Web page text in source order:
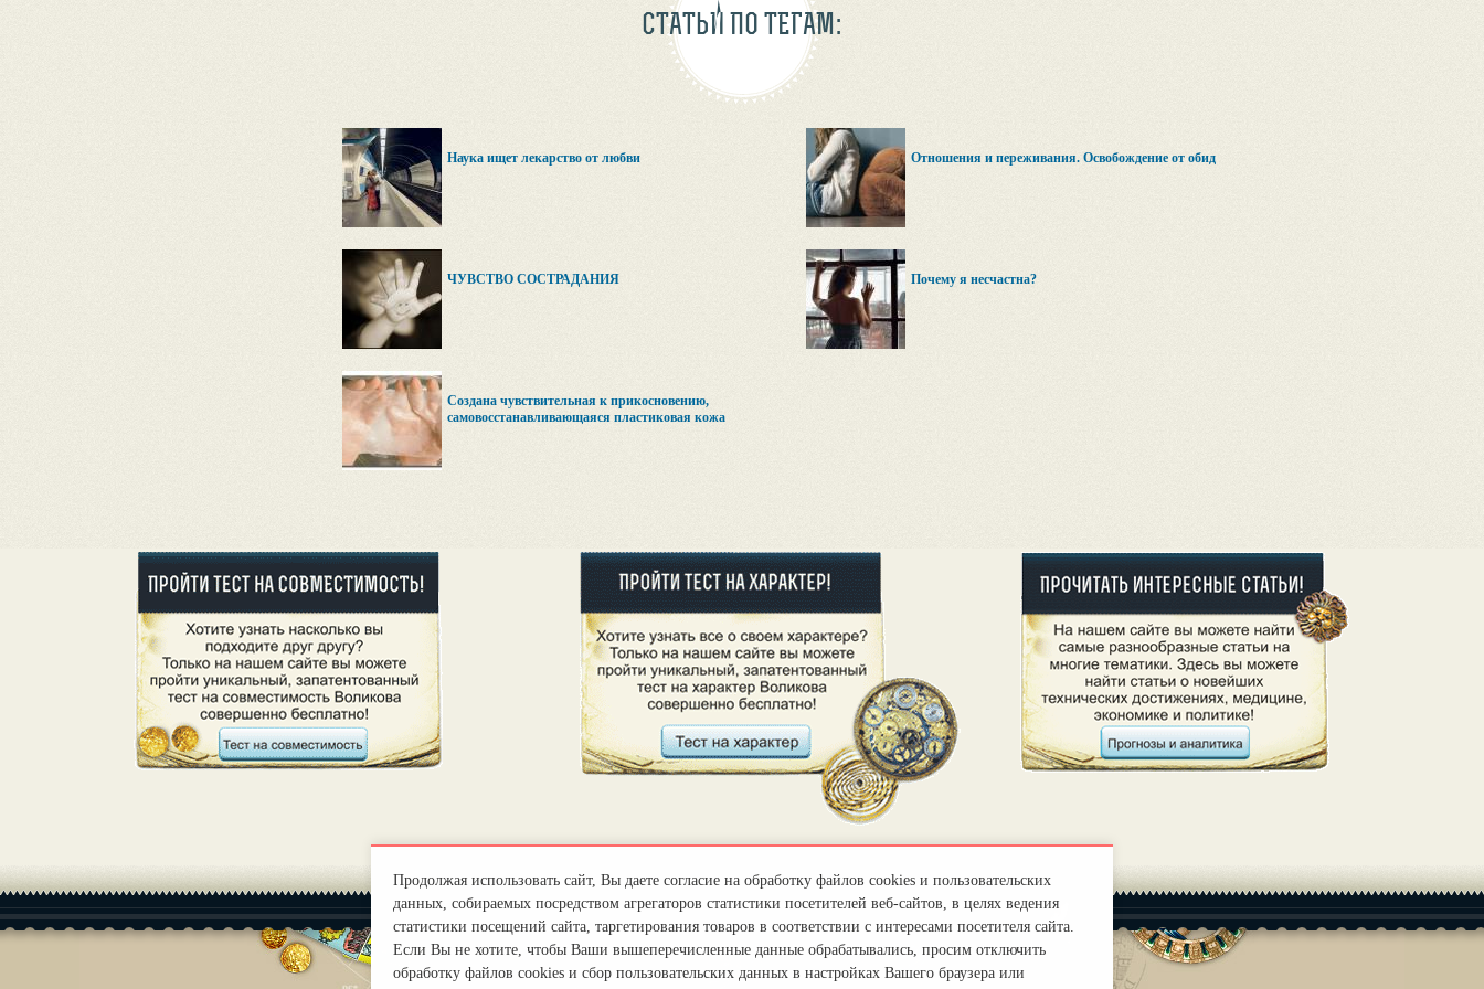
СТАТЬИ ПО ТЕГАМ:
Наука ищет лекарство от любви Отношения и переживания. Освобождение от обид
ЧУВСТВО СОСТРАДАНИЯ Почему я несчастна?
Создана чувствительная к прикосновению,
самовосстанавливающаяся пластиковая кожа
Продолжая использовать сайт, Вы даете согласие на обработку файлов cookies и пользовательских
данных, собираемых посредством агрегаторов статистики посетителей веб-сайтов, в целях ведения
статистики посещений сайта, таргетирования товаров в соответствии с интересами посетителя сайта.
Если Вы не хотите, чтобы Ваши вышеперечисленные данные обрабатывались, просим отключить
обработку файлов cookies и сбор пользовательских данных в настройках Вашего браузера или